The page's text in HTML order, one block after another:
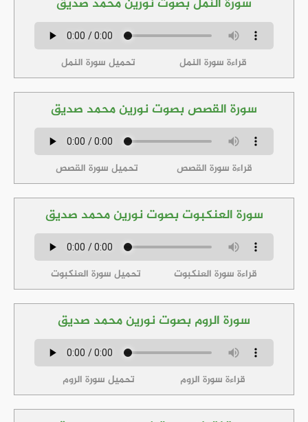
سورة النمل بصوت نورين محمد صديق
قراءة سورة النمل تحميل سورة النمل
سورة القصص بصوت نورين محمد صديق
قراءة سورة القصص تحميل سورة القصص
سورة العنكبوت بصوت نورين محمد صديق
قراءة سورة العنكبوت تحميل سورة العنكبوت
سورة الروم بصوت نورين محمد صديق
قراءة سورة الروم تحميل سورة الروم